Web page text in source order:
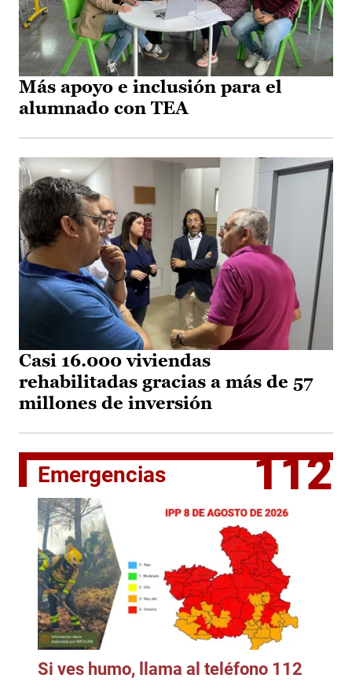
Más apoyo e inclusión para el
alumnado con TEA
Casi 16.000 viviendas
rehabilitadas gracias a más de 57
millones de inversión
Emergencias 112
Si ves humo, llama al teléfono 112